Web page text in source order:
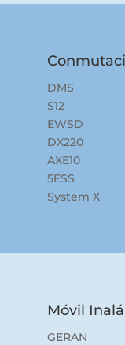
DMS
S12
EWSD
DX220
AXE10
5ESS
System X
Móvil
GERAN